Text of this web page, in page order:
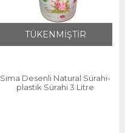
TÜKENMİŞTİR
Sima Desenli Natural Sürahi-
plastik Sürahi 3 Litre